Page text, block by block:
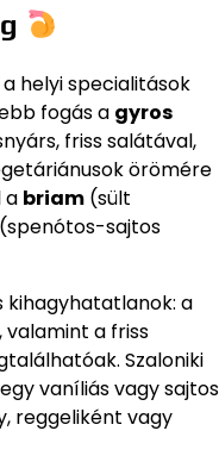
helyi specialitások
fogás a gyros
friss salátával,
örömére
a briam (sült
(spenótos-sajtos
kihagyhatatlanok: a
a friss
Szaloniki
vaníliás vagy sajtos
reggeliként vagy